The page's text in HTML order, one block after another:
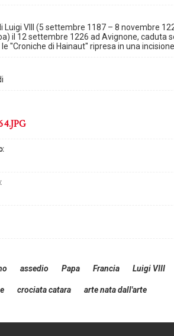
Luigi VIII (5 settembre 1187 – 8 novembre
il 12 settembre 1226 ad Avignone, caduta
''Croniche di Hainaut'' ripresa in una
assedio Papa Francia Luigi VIII
crociata catara arte nata dall'arte